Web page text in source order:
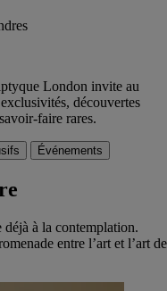
London invite au
découvertes
faire rares.
Événements
à la contemplation.
entre l’art et l’art de